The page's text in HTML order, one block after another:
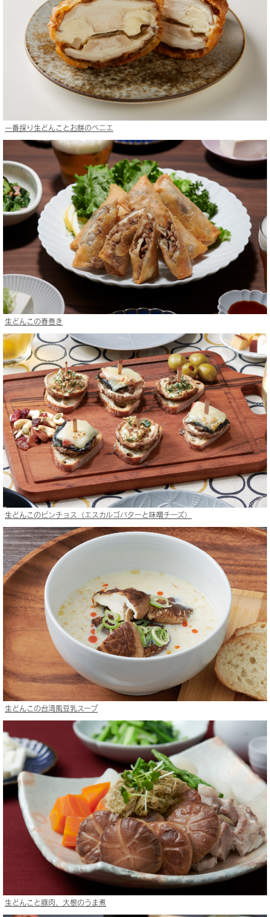
一番採り生どんことお餅のベニエ
生どんこの春巻き
生どんこのピンチョス（エスカルゴバターと味噌チーズ）
生どんこの台湾風豆乳スープ
生どんこと豚肉、大根のうま煮